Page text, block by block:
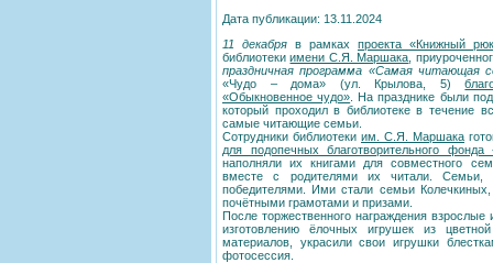
Дата публикации: 13.11.2024
11 декабря в рамках проекта «Книжный
библиотекиимени С.Я. Маршака ,
праздничная программа «Самая читающая
«Чудо – дома» (ул. Крылова, 5)
«Обыкновенное чудо» . На празднике были
который проходил в библиотеке в течение
самые читающие семьи.
Сотрудники библиотеки им. С.Я. Маршака
для подопечных благотворительного
наполняли их книгами для совместного
вместе с родителями их читали. Семьи,
победителями. Ими стали семьи
почётными грамотами и призами.
После торжественного награждения
изготовлению ёлочных игрушек из
материалов, украсили свои игрушки
фотосессия.